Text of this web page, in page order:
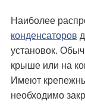
Наиболее
конденсаторов
установок.
крыше или на
Имеют
необходимо